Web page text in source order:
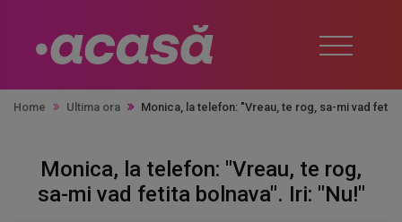
Home Ultima ora Monica, la telefon: "Vreau, te rog, sa-mi vad
Monica, la telefon: "Vreau, te rog,
sa-mi vad fetita bolnava". Iri: "Nu!"